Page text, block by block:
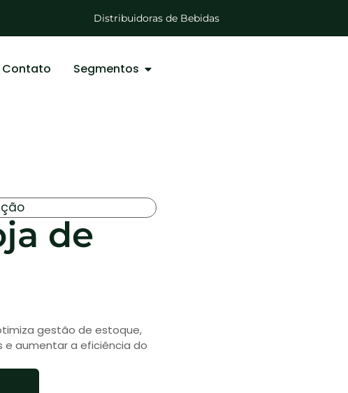
Distribuidoras de Bebidas
Contato Segmentos
de
gestão de estoque,
e aumentar a eficiência do